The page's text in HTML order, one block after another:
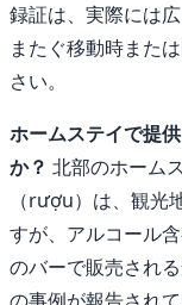
録証は、実際には
またぐ移動時また
さい。
ホームステイで提
か？ 北部のホーム
（rượu）は、観光
すが、アルコール
のバーで販売され